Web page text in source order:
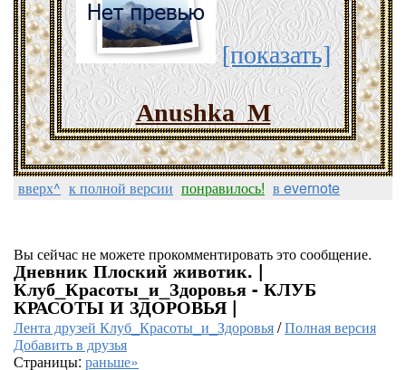
[показать]
Anushka_M
вверх^ к полной версии понравилось! в evernote
Вы сейчас не можете прокомментировать это сообщение.
Дневник Плоский животик. |
Клуб_Красоты_и_Здоровья - КЛУБ
КРАСОТЫ И ЗДОРОВЬЯ |
Лента друзей Клуб_Красоты_и_Здоровья/Полная версия
Добавить в друзья
Страницы: раньше»